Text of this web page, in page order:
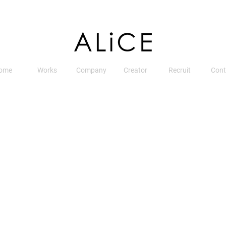
Works Company Creator Recruit